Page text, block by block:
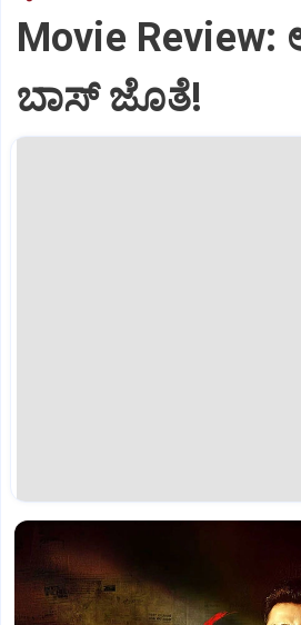
Movie
ಬಾಸ್‌ ಜೊತೆ!